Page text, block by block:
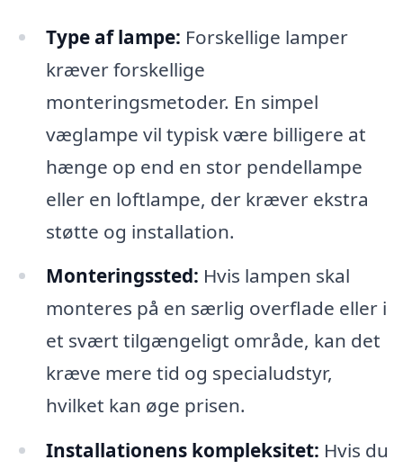
Type af lampe: Forskellige lamper
kræver forskellige
monteringsmetoder. En simpel
væglampe vil typisk være billigere at
hænge op end en stor pendellampe
eller en loftlampe, der kræver ekstra
støtte og installation.
Monteringssted: Hvis lampen skal
monteres på en særlig overflade eller i
et svært tilgængeligt område, kan det
kræve mere tid og specialudstyr,
hvilket kan øge prisen.
Installationens kompleksitet: Hvis du